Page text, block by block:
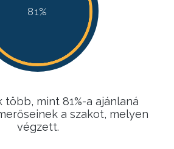
81%
81%
81%
81%
több, mint 81%-a ajánlaná
a szakot, melyen
végzett.